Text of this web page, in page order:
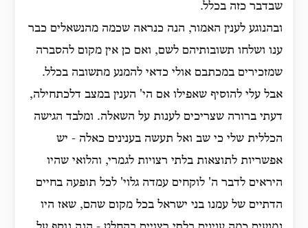
שבדבר כזה בכלל.
ובהנוגע לענין האמור, הנה כנראה שכמה מהנשאלים כבר
ענו ושלחו תשובותיהם לשם, ואם כן אין מקום להסברה
שמזכירים במכתבם אולי כדאי להמנע מתשובה בכלל.
אבל עלי להוסיף שאפילו אם הי' הענין במצב דלכתחילה,
דעתי ברורה שצריכים לענות על השאלה. ומלבד הגישה
הכללית שלי כי שב ואל תעשה בענינים כאלה - יש
אפשריות לתוצאות בלתי רצויות לגמרי, והלואי שהיו
היראים לדבר ה' לוקחים עמדה גלוי' לכל תופעה בחיים
הדתיים של עמנו בני ישראל בכל מקום שהם, שאז היו